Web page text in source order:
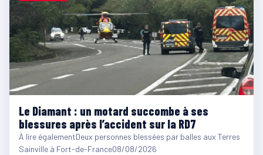
Le Diamant : un motard succombe à ses
blessures après l’accident sur la RD7
À lire égalementDeux personnes blessées par balles aux Terres
Sainville à Fort-de-France08/08/2026